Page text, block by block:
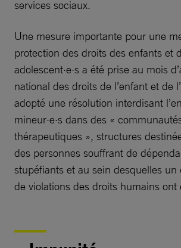
services sociaux.
Une mesure importante pour une
protection des droits des enfants et
adolescent·e·s a été prise au mois
national des droits de l’enfant et de
adopté une résolution interdisant
mineur·e·s dans des «
thérapeutiques », structures
des personnes souffrant de
stupéfiants et au sein desquelles
de violations des droits humains ont